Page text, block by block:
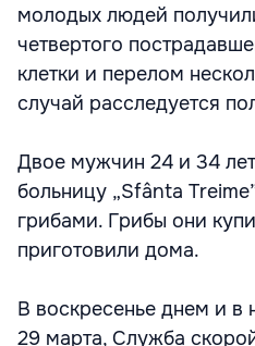
молодых людей
четвертого
клетки и перелом
случай расследуется
Двое мужчин 24 и 34
больницу „Sfânta
грибами. Грибы они
приготовили дома.
В воскресенье днем и в
29 марта, Служба